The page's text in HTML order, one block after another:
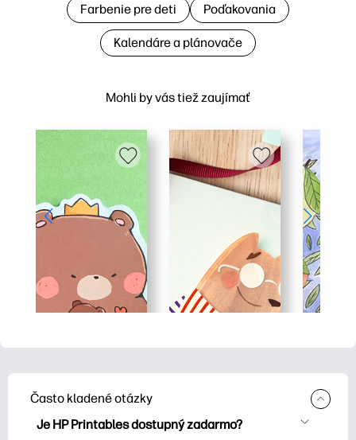
Mohli by vás tiež zaujímať
Farbenie pre deti Poďakovania
Kalendáre a plánovače
Často kladené otázky
Je HP Printables dostupný zadarmo?